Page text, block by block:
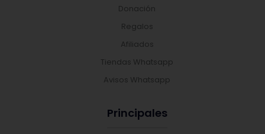
Donación
Regalos
Afiliados
Tiendas Whatsapp
Avisos Whatsapp
Principales